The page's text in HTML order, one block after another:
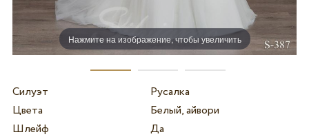
Нажмите на изображение, чтобы увеличить
Силуэт
Русалка
Цвета
Белый, айвори
Шлейф
Да